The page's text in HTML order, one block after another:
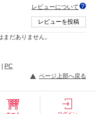
レビューについて
レビューを投稿
だありません。
PC
ページ上部へ戻る